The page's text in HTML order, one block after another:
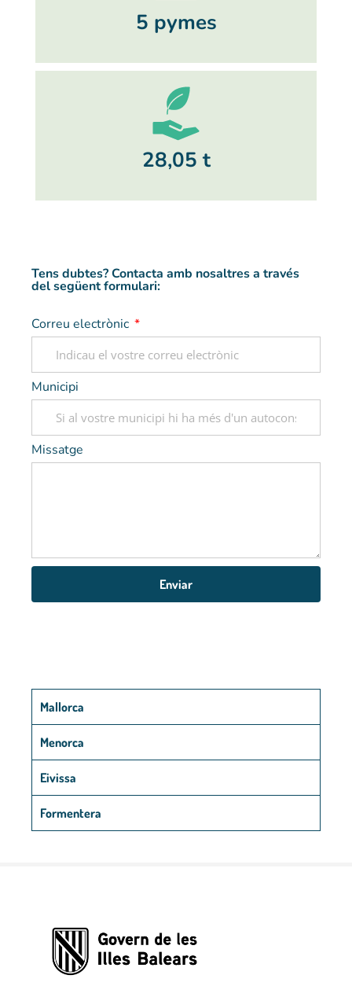
5 pymes
28,05 t
Tens dubtes? Contacta amb nosaltres a través
del següent formulari:
Correu electrònic
Municipi
Missatge
Enviar
Mallorca
Menorca
Eivissa
Formentera